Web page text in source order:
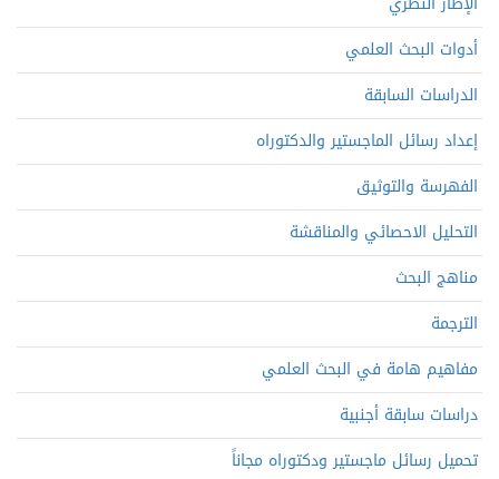
أدوات البحث العلمي
الدراسات السابقة
إعداد رسائل الماجستير والدكتوراه
الفهرسة والتوثيق
التحليل الاحصائي والمناقشة
مناهج البحث
الترجمة
مفاهيم هامة في البحث العلمي
دراسات سابقة أجنبية
تحميل رسائل ماجستير ودكتوراه مجاناً